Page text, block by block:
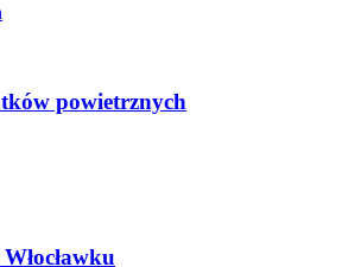
powietrznych